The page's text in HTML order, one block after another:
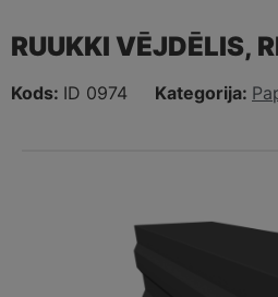
RUUKKI VĒJDĒLIS,
Kods: ID 0974 Kategorija: